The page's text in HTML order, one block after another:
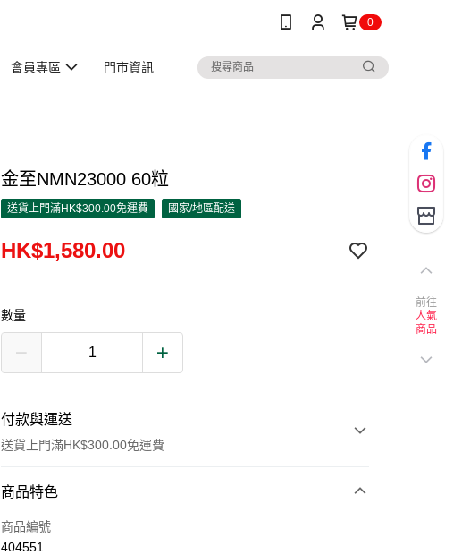
0
會員專區 門市資訊
金至NMN23000 60粒
送貨上門滿HK$300.00免運費 國家/地區配送
HK$1,580.00
數量
付款與運送
送貨上門滿HK$300.00免運費
付款方式
信用卡
商品特色
商品編號
404551
前往
人氣
商品